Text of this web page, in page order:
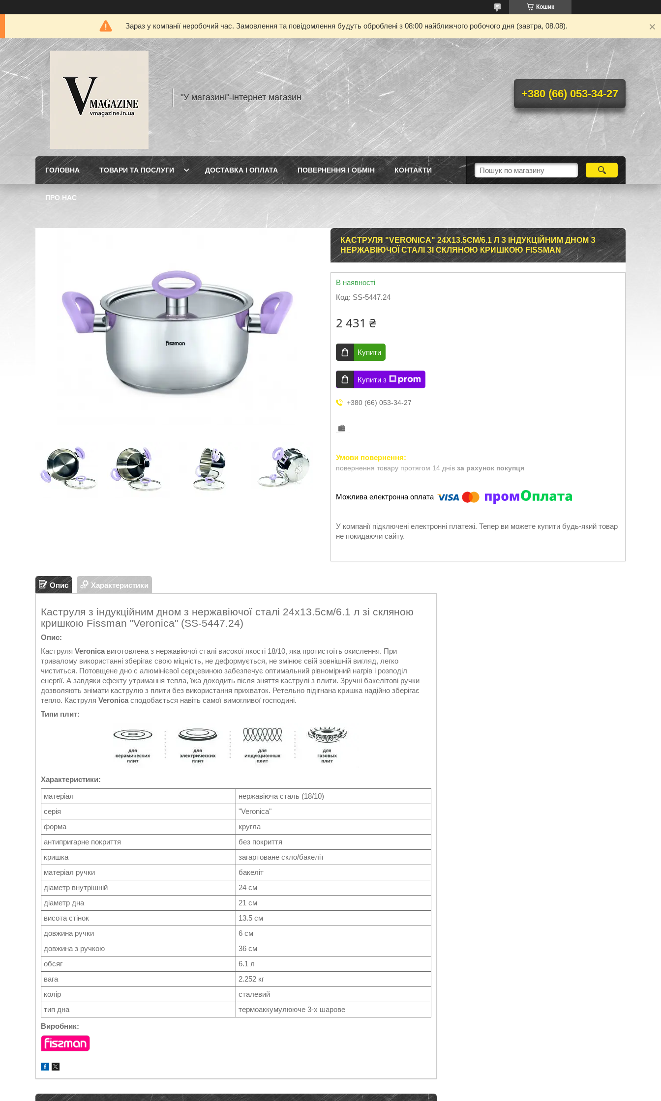
Кошик
Зараз у компанії неробочий час. Замовлення та повідомлення будуть оброблені з 08:00 найближчого робочого дня (завтра, 08.08).
"У магазині"-інтернет магазин +380 (66) 053-34-27
ГОЛОВНА ТОВАРИ ТА ПОСЛУГИ ДОСТАВКА І ОПЛАТА ПОВЕРНЕННЯ І ОБМІН КОНТАКТИ
ПРО НАС
КАСТРУЛЯ "VERONICA" 24Х13.5СМ/6.1 Л З ІНДУКЦІЙНИМ ДНОМ З
НЕРЖАВІЮЧОЇ СТАЛІ ЗІ СКЛЯНОЮ КРИШКОЮ FISSMAN
В наявності
Код: SS-5447.24
2 431 ₴
Купити
Купити з
+380 (66) 053-34-27
повернення товару протягом 14 днів за рахунок покупця
У компанії підключені електронні платежі. Тепер ви можете купити будь-який товар
не покидаючи сайту.
Опис Характеристики
Каструля з індукційним дном з нержавіючої сталі 24х13.5см/6.1 л зі скляною
кришкою Fissman "Veronica" (SS-5447.24)
Опис:
Каструля Veronica виготовлена з нержавіючої сталі високої якості 18/10, яка протистоїть окислення. При
тривалому використанні зберігає свою міцність, не деформується, не змінює свій зовнішній вигляд, легко
чиститься. Потовщене дно c алюмінієвої серцевиною забезпечує оптимальний рівномірний нагрів і розподіл
енергії. А завдяки ефекту утримання тепла, їжа доходить після зняття каструлі з плити. Зручні бакелітові ручки
дозволяють знімати каструлю з плити без використання прихваток. Ретельно підігнана кришка надійно зберігає
тепло. Каструля Veronica сподобається навіть самої вимогливої господині.
Типи плит:
Характеристики:
матеріал
нержавіюча сталь (18/10)
серія
"Veronica"
форма
кругла
антипригарне покриття
без покриття
кришка
загартоване скло/бакеліт
матеріал ручки
бакеліт
діаметр внутрішній
24 см
діаметр дна
21 см
висота стінок
13.5 см
довжина ручки
6 см
довжина з ручкою
36 см
обсяг
6.1 л
вага
2.252 кг
колір
сталевий
тип дна
термоаккумулююче 3-х шарове
Виробник: